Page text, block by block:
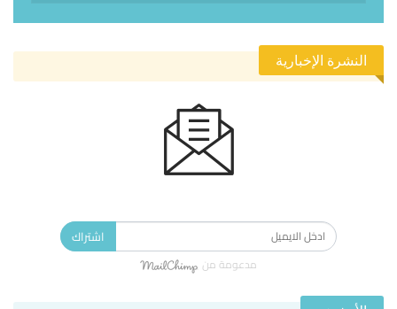
النشرة الإخبارية
اشتراك
مدعومة من